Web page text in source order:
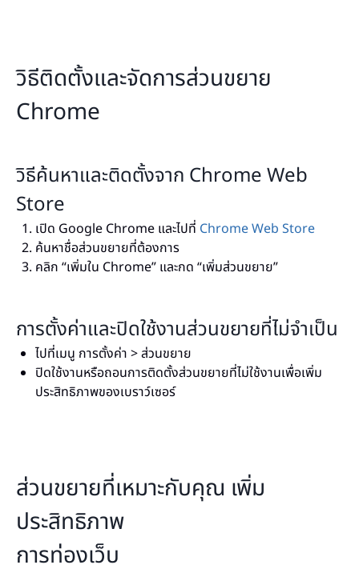
วิธีติดตั้งและจัดการส่วนขยาย
Chrome
วิธีค้นหาและติดตั้งจาก Chrome Web
Store
เปิด Google Chrome และไปที่ Chrome Web Store
ค้นหาชื่อส่วนขยายที่ต้องการ
คลิก “เพิ่มใน Chrome” และกด “เพิ่มส่วนขยาย”
การตั้งค่าและปิดใช้งานส่วนขยายที่ไม่จำเป็น
ไปที่เมนู การตั้งค่า > ส่วนขยาย
ปิดใช้งานหรือถอนการติดตั้งส่วนขยายที่ไม่ใช้งานเพื่อเพิ่ม
ประสิทธิภาพของเบราว์เซอร์
ส่วนขยายที่เหมาะกับคุณ เพิ่ม
ประสิทธิภาพ
การท่องเว็บ